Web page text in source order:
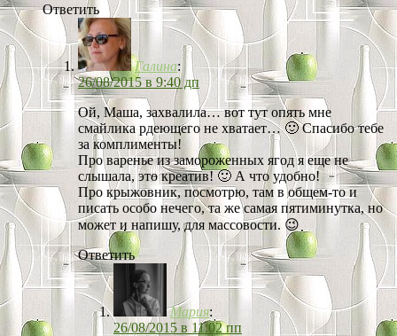
Ответить
Галина:
26/08/2015 в 9:40 дп
Ой, Маша, захвалила… вот тут опять мне
смайлика рдеющего не хватает… 🙂 Спасибо тебе
за комплименты!
Про варенье из замороженных ягод я еще не
слышала, это креатив! 🙂 А что удобно!
Про крыжовник, посмотрю, там в общем-то и
писать особо нечего, та же самая пятиминутка, но
может и напишу, для массовости. 😉
Ответить
Мария:
26/08/2015 в 11:02 пп